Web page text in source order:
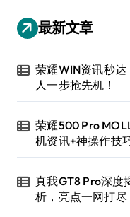
最新文章
荣耀WIN资讯秒
人一步抢先机！
荣耀500 Pro
机资讯+神操作技
真我GT8 Pro深度
析，亮点一网打尽